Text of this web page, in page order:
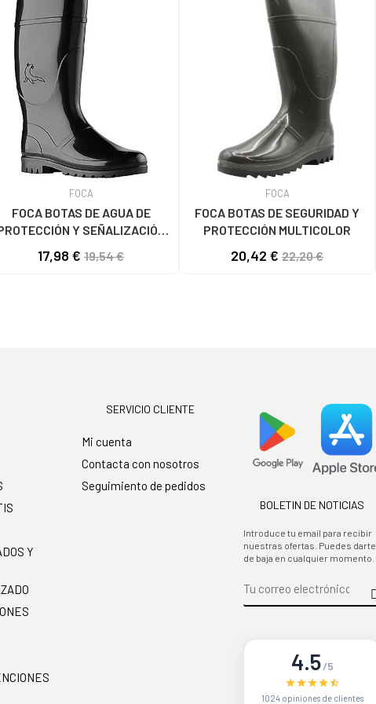
FOCA
FOCA BOTAS DE AGUA DE
Y SEÑALIZACIÓN
17,98 € 19,54 €
FOCA
FOCA BOTAS DE SEGURIDAD Y
PROTECCIÓN MULTICOLOR
20,42 € 22,20 €
Y
SERVICIO CLIENTE
Mi cuenta
Contacta con nosotros
Seguimiento de pedidos
BOLETIN DE NOTICIAS
Introduce tu email para recibir
nuestras ofertas. Puedes darte
de baja en cualquier momento.
4.5/5
1024 opiniones de clientes